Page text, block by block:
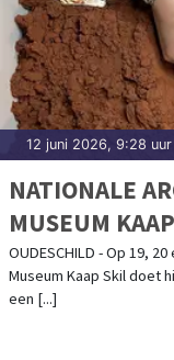
12 juni 2026, 9:28 uur
NATIONALE
MUSEUM
OUDESCHILD - Op 19,
Museum Kaap Skil doet
een [...]